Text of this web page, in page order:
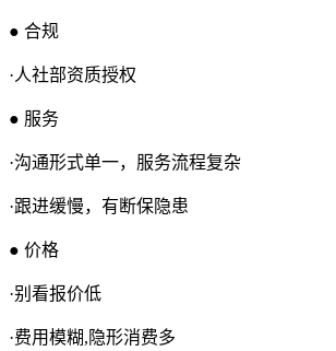
● 合规
·人社部资质授权
● 服务
·沟通形式单一，服务流程复杂
·跟进缓慢，有断保隐患
● 价格
·别看报价低
·费用模糊,隐形消费多